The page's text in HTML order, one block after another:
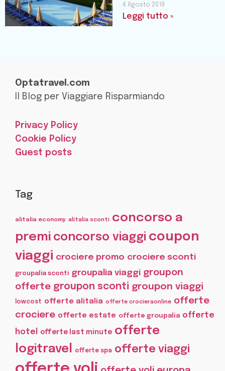
4 Agosto 2019
Leggi tutto »
Optatravel.com
Il Blog per Viaggiare Risparmiando
Privacy Policy
Cookie Policy
Guest posts
Tag
alitalia economy alitalia sconti concorso a
premi concorso viaggi coupon
viaggi crociere promo crociere sconti
groupalia sconti groupalia viaggi groupon
offerte groupon sconti groupon viaggi
lowcost offerte alitalia offerte crocieraonline offerte
crociere offerte estate offerte groupalia offerte
hotel
offerte last minute offerte
logitravel offerte spa offerte viaggi